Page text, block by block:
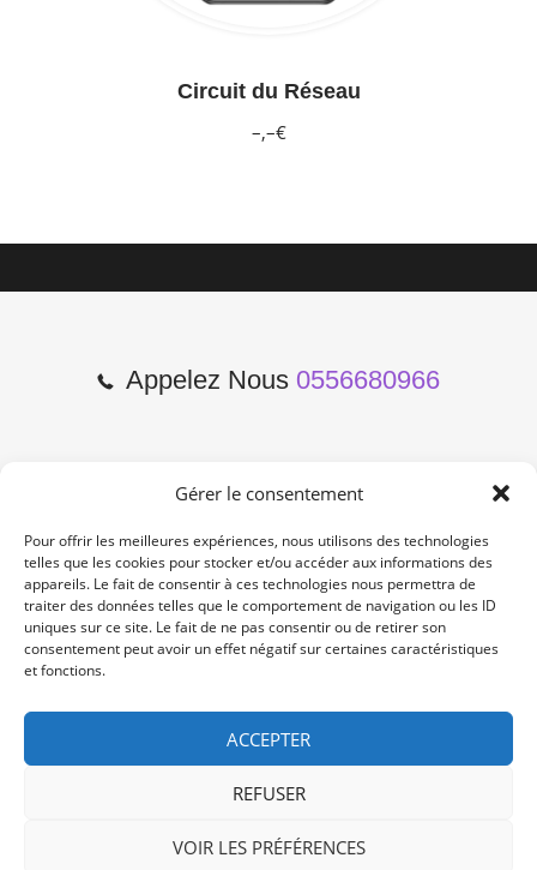
Gérer le consentement
Pour offrir les meilleures expériences, nous utilisons des technologies
telles que les cookies pour stocker et/ou accéder aux informations des
appareils. Le fait de consentir à ces technologies nous permettra de
traiter des données telles que le comportement de navigation ou les ID
uniques sur ce site. Le fait de ne pas consentir ou de retirer son
consentement peut avoir un effet négatif sur certaines caractéristiques
et fonctions.
ACCEPTER
REFUSER
VOIR LES PRÉFÉRENCES
Circuit du Réseau
–,–€
Appelez Nous 0556680966
2 Cours de l'Yser 33800
Bordeaux
Lun-Samedi: 10:00 -19:00
Non Stop
/ /